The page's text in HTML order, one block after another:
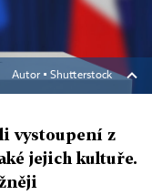
Autor ▪ Shutterstock
vystoupení z
jejich kultuře.